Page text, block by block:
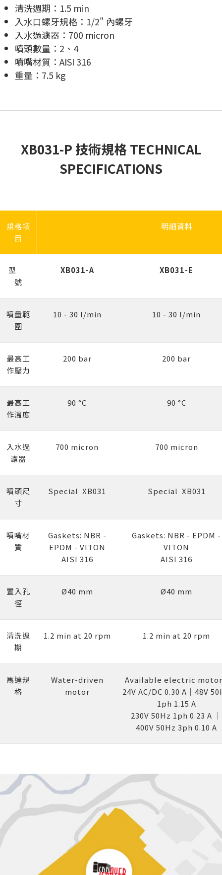
清洗週期：1.5 min
入⽔⼝螺牙規格：1/2" 內螺牙
入⽔過濾器：700 micron
噴頭數量：2、4
噴嘴材質：AISI 316
重量：7.5 kg
XB031-P 技術規格 TECHNICAL
SPECIFICATIONS
規格項
目
明細資料
型
號
XB031-A XB031-E
噴量範
圍
10 - 30 l/min 10 - 30 l/min
最高工
作壓力
200 bar 200 bar
最高工
作溫度
90 °C 90 °C
入水過
濾器
700 micron 700 micron
噴頭尺
寸
Special XB031 Special XB031
噴嘴材
質
Gaskets: NBR -
EPDM - VITON
AISI 316
Gaskets: NBR - EPDM -
VITON
AISI 316
置入孔
徑
Ø40 mm Ø40 mm
清洗週
期
1.2 min at 20 rpm 1.2 min at 20 rpm
馬達規
格
Water-driven
motor
Available electric
24V AC/DC 0.30 A｜48V
1ph 1.15 A
230V 50Hz 1ph 0.23 A ｜
400V 50Hz 3ph 0.10 A